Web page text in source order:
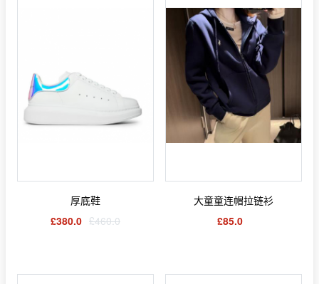
厚底鞋
£380.0 £460.0
大童童连帽拉链衫
£85.0